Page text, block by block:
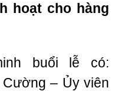
hoạt cho hàng
buổi lễ có:
– Ủy viên